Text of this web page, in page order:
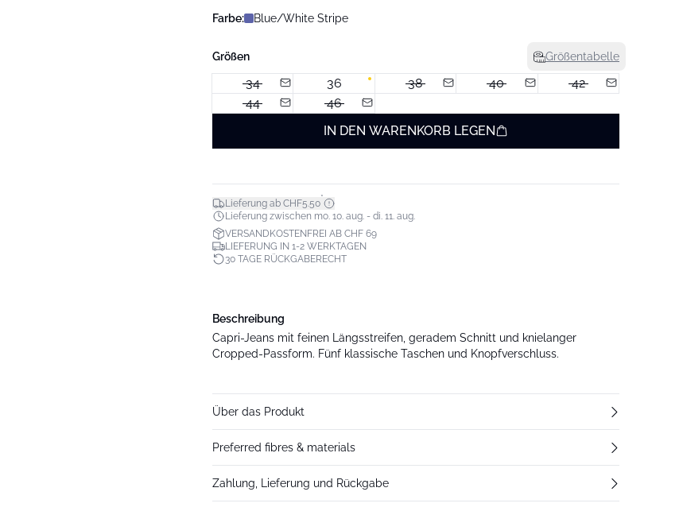
Farbe: Blue/White Stripe
Größen Größentabelle
34 36 38 40
42
44
46
IN DEN WARENKORB LEGEN
Lieferung ab CHF5.50*
Lieferung zwischen mo. 10. aug. - di. 11. aug.
VERSANDKOSTENFREI AB CHF 69
LIEFERUNG IN 1-2 WERKTAGEN
30 TAGE RÜCKGABERECHT
Beschreibung
Capri-Jeans mit feinen Längsstreifen, geradem Schnitt und knielanger
Cropped-Passform. Fünf klassische Taschen und Knopfverschluss.
Über das Produkt
Preferred fibres & materials
Zahlung, Lieferung und Rückgabe